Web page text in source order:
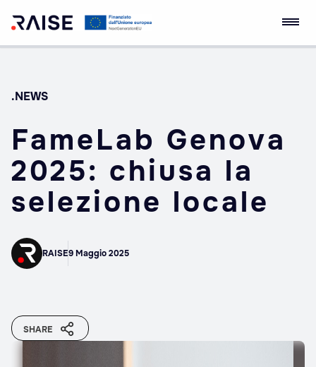
Skip
RAISE
Empowerment
.NEWS
FameLab Genova
2025: chiusa la
selezione locale
RAISE9 Maggio 2025
SHARE